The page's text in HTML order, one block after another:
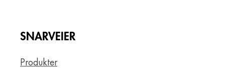
SNARVEIER
Produkter